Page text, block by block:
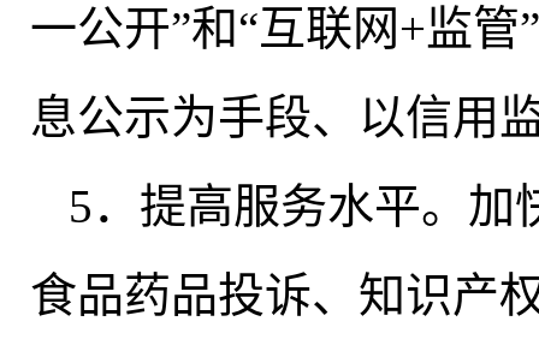
一公开”和“互联网+监管”
息公示为手段、以信用
5．提高服务水平。 加
食品药品投诉、知识产